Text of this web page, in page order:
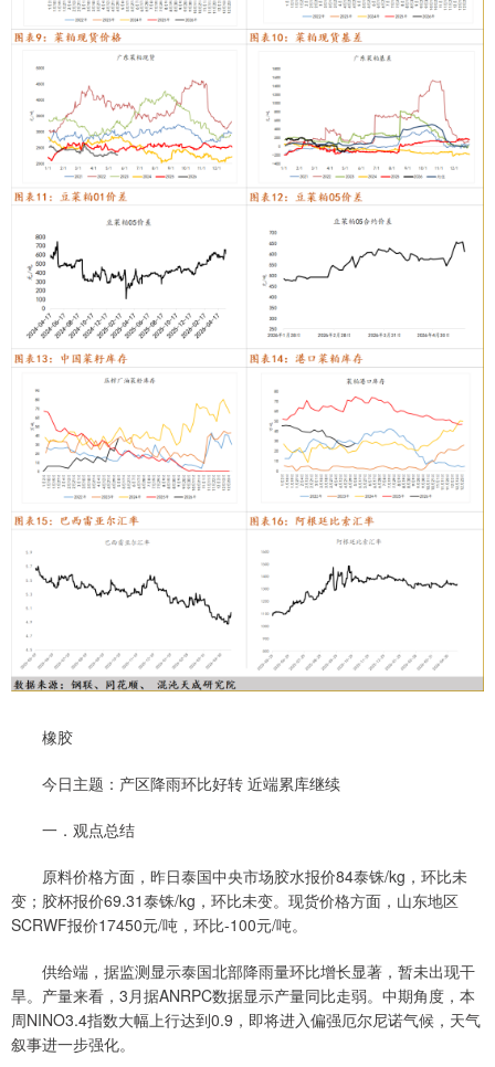
橡胶
今日主题：产区降雨环比好转 近端累库继续
一．观点总结
原料价格方面，昨日泰国中央市场胶水报价84泰铢/kg，环比未
变；胶杯报价69.31泰铢/kg，环比未变。现货价格方面，山东地区
SCRWF报价17450元/吨，环比-100元/吨。
供给端，据监测显示泰国北部降雨量环比增长显著，暂未出现干
旱。产量来看，3月据ANRPC数据显示产量同比走弱。中期角度，本
周NINO3.4指数大幅上行达到0.9，即将进入偏强厄尔尼诺气候，天气
叙事进一步强化。